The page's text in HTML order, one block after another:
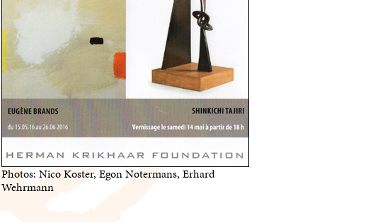
Photos: Nico Koster, Egon Notermans, Erhard
Wehrmann